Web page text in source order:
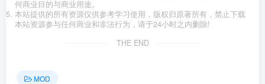
何商业目的与商业用途。
本站提供的所有资源仅供参考学习使用，版权归原著所有，禁止下载
本站资源参与任何商业和非法行为，请于24小时之内删除!
THE END
MOD